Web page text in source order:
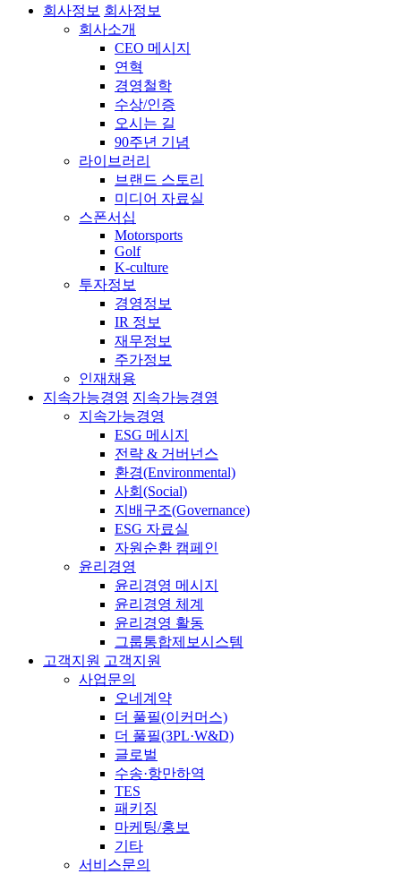
회사정보 회사정보
회사소개
CEO 메시지
연혁
경영철학
수상/인증
오시는 길
90주년 기념
라이브러리
브랜드 스토리
미디어 자료실
스폰서십
Motorsports
Golf
K-culture
투자정보
경영정보
IR 정보
재무정보
주가정보
인재채용
지속가능경영 지속가능경영
지속가능경영
ESG 메시지
전략 & 거버넌스
환경(Environmental)
사회(Social)
지배구조(Governance)
ESG 자료실
자원순환 캠페인
윤리경영
윤리경영 메시지
윤리경영 체계
윤리경영 활동
그룹통합제보시스템
고객지원 고객지원
사업문의
오네계약
더 풀필(이커머스)
더 풀필(3PL·W&D)
글로벌
수송·항만하역
TES
패키징
마케팅/홍보
기타
서비스문의